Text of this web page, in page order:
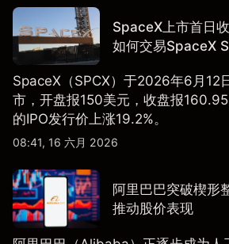
SpaceX上市首日
如何交易SpaceX
SpaceX（SPCX）于2026年6月12
市，开盘报150美元，收盘报
的IPO发行价上涨19.2%。
08:41, 16 六月 2026
阿里巴巴突破楔形
推动股价表现